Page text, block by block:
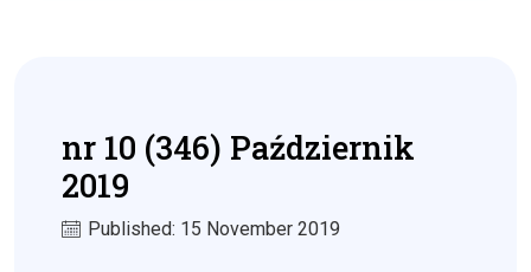
nr 10 (346) Październik
2019
Published: 15 November 2019